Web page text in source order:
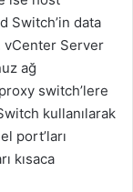
Switch’in data
vCenter Server
ağ
switch’lere
kullanılarak
port’ları
kısaca